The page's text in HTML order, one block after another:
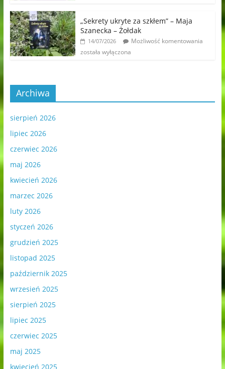
„Sekrety ukryte za szkłem” – Maja
Szanecka – Żołdak
14/07/2026
Możliwość komentowania
została wyłączona
Archiwa
sierpień 2026
lipiec 2026
czerwiec 2026
maj 2026
kwiecień 2026
marzec 2026
luty 2026
styczeń 2026
grudzień 2025
listopad 2025
październik 2025
wrzesień 2025
sierpień 2025
lipiec 2025
czerwiec 2025
maj 2025
kwiecień 2025